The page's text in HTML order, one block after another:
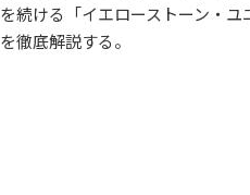
を続ける「イエローストーン・
を徹底解説する。